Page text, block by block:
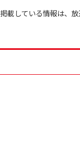
掲載している情報は、